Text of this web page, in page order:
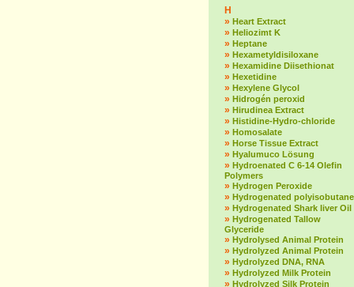
H
» Heart Extract
» Heliozimt K
» Heptane
» Hexametyldisiloxane
» Hexamidine Diisethionat
» Hexetidine
» Hexylene Glycol
» Hidrogén peroxid
» Hirudinea Extract
» Histidine-Hydro-chloride
» Homosalate
» Horse Tissue Extract
» Hyalumuco Lösung
» Hydroenated C 6-14 Olefin
Polymers
» Hydrogen Peroxide
» Hydrogenated polyisobutane
» Hydrogenated Shark liver Oil
» Hydrogenated Tallow
Glyceride
» Hydrolysed Animal Protein
» Hydrolyzed Animal Protein
» Hydrolyzed DNA, RNA
» Hydrolyzed Milk Protein
» Hydrolyzed Silk Protein